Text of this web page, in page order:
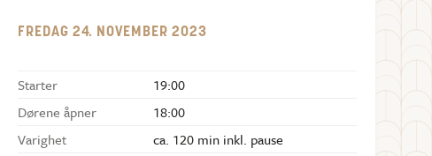
FREDAG 24. NOVEMBER 2023
Starter
19:00
Dørene åpner
18:00
Varighet
ca. 120 min inkl. pause